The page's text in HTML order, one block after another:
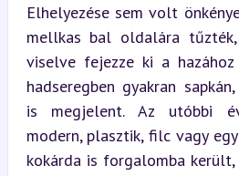
Elhelyezése sem volt
mellkas bal oldalára
viselve fejezze ki a
hadseregben gyakran
is megjelent. Az utóbbi
modern, plasztik, filc vagy
kokárda is forgalomba